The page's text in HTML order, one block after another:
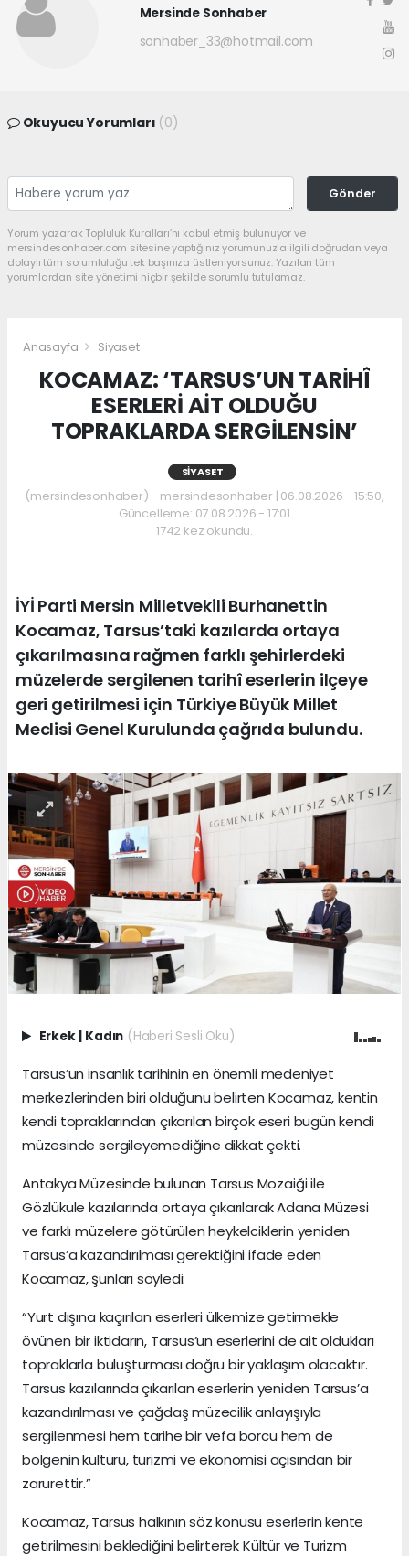
Mersinde Sonhaber
sonhaber_33@hotmail.com
Okuyucu Yorumları (0)
Gönder
Yorum yazarak Topluluk Kuralları’nı kabul etmiş bulunuyor ve
mersindesonhaber.com sitesine yaptığınız yorumunuzla ilgili doğrudan veya
dolaylı tüm sorumluluğu tek başınıza üstleniyorsunuz. Yazılan tüm
yorumlardan site yönetimi hiçbir şekilde sorumlu tutulamaz.
Anasayfa Siyaset
KOCAMAZ: ‘TARSUS’UN TARİHÎ
ESERLERİ AİT OLDUĞU
TOPRAKLARDA SERGİLENSİN’
SIYASET
(mersindesonhaber) - mersindesonhaber | 06.08.2026 - 15:50,
Güncelleme: 07.08.2026 - 17:01
1742 kez okundu.
İYİ Parti Mersin Milletvekili Burhanettin
Kocamaz, Tarsus’taki kazılarda ortaya
çıkarılmasına rağmen farklı şehirlerdeki
müzelerde sergilenen tarihî eserlerin ilçeye
geri getirilmesi için Türkiye Büyük Millet
Meclisi Genel Kurulunda çağrıda bulundu.
Erkek | Kadın (Haberi Sesli Oku)
Tarsus’un insanlık tarihinin en önemli medeniyet
merkezlerinden biri olduğunu belirten Kocamaz, kentin
kendi topraklarından çıkarılan birçok eseri bugün kendi
müzesinde sergileyemediğine dikkat çekti.
Antakya Müzesinde bulunan Tarsus Mozaiği ile
Gözlükule kazılarında ortaya çıkarılarak Adana Müzesi
ve farklı müzelere götürülen heykelciklerin yeniden
Tarsus’a kazandırılması gerektiğini ifade eden
Kocamaz, şunları söyledi:
“Yurt dışına kaçırılan eserleri ülkemize getirmekle
övünen bir iktidarın, Tarsus’un eserlerini de ait oldukları
topraklarla buluşturması doğru bir yaklaşım olacaktır.
Tarsus kazılarında çıkarılan eserlerin yeniden Tarsus’a
kazandırılması ve çağdaş müzecilik anlayışıyla
sergilenmesi hem tarihe bir vefa borcu hem de
bölgenin kültürü, turizmi ve ekonomisi açısından bir
zarurettir.”
Kocamaz, Tarsus halkının söz konusu eserlerin kente
getirilmesini beklediğini belirterek Kültür ve Turizm